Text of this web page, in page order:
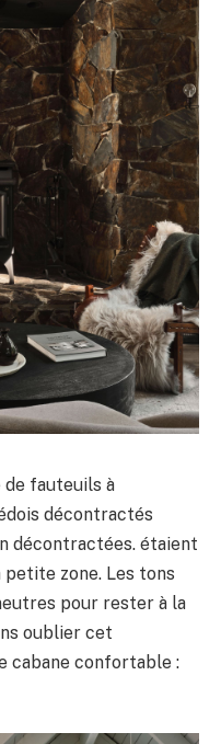
de fauteuils à
décontractés
décontractées. étaient
zone. Les tons
pour rester à la
oublier cet
cabane confortable :